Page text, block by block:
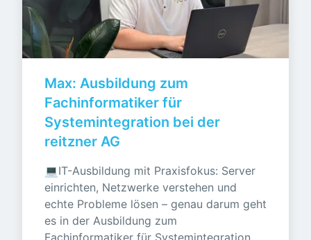
Max: Ausbildung zum
Fachinformatiker für
Systemintegration bei der
reitzner AG
💻IT-Ausbildung mit Praxisfokus: Server
einrichten, Netzwerke verstehen und
echte Probleme lösen – genau darum geht
es in der Ausbildung zum
Fachinformatiker für Systemintegration.